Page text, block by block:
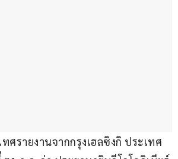
ศรายงานจากกรุงเฮลซิงกิ ประเทศ